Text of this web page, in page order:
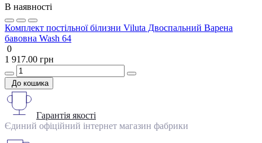
В наявності
Комплект постільної білизни Viluta Двоспальний Варена
бавовна Wash 64
0
1 917.00 грн
До кошика
Гарантія якості
Єдиний офіційний інтернет магазин фабрики